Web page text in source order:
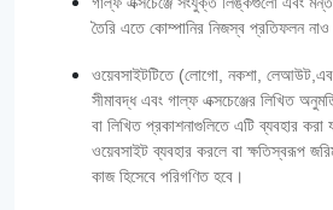
তৈরি এতে কোম্পানির নিজস্ব প্রতিফলন নাও
ওয়েবসাইটটিতে (লোগো, নকশা, লেআউট,এবং
সীমাবদ্ধ এবং গাল্‌ফ এক্সচেঞ্জের লিখিত
বা লিখিত প্রকাশনাগুলিতে এটি ব্যবহার
ওয়েবসাইট ব্যবহার করলে বা ক্ষতিস্বরূপ
কাজ হিসেবে পরিগণিত হবে।